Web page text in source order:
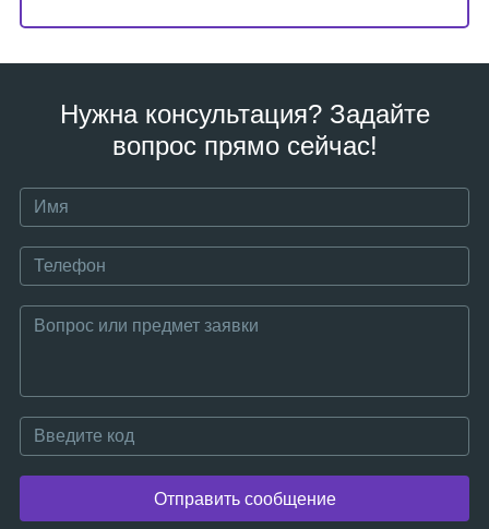
Нужна консультация? Задайте
вопрос прямо сейчас!
Отправить сообщение